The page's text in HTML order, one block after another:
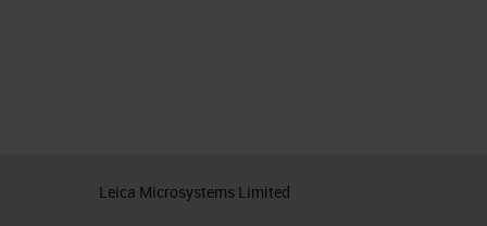
Leica Microsystems Limited